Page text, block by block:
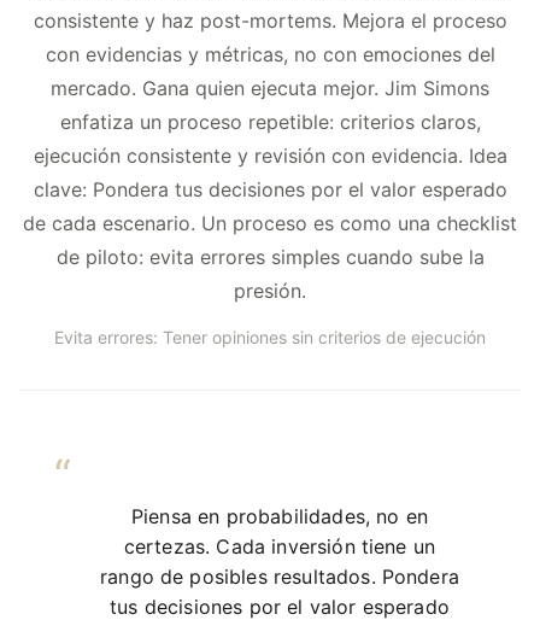
consistente y haz post-mortems. Mejora el proceso
con evidencias y métricas, no con emociones del
mercado. Gana quien ejecuta mejor. Jim Simons
enfatiza un proceso repetible: criterios claros,
ejecución consistente y revisión con evidencia. Idea
clave: Pondera tus decisiones por el valor esperado
de cada escenario. Un proceso es como una checklist
de piloto: evita errores simples cuando sube la
presión.
Evita errores: Tener opiniones sin criterios de ejecución
Piensa en probabilidades, no en
certezas. Cada inversión tiene un
rango de posibles resultados. Pondera
tus decisiones por el valor esperado